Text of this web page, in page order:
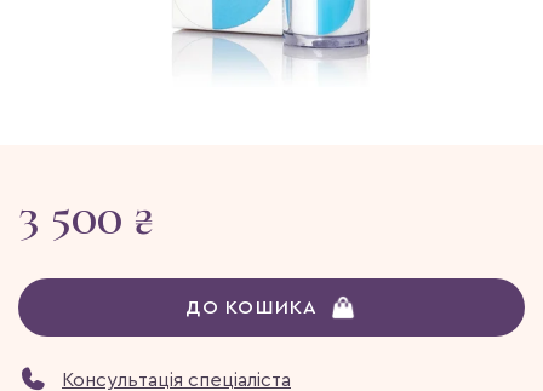
3 500 ₴
ДО КОШИКА
Консультація спеціаліста